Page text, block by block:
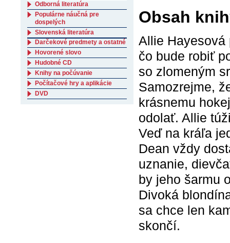
Obsah
Allie
čo bude robiť
so zlomeným
Samozrejme,
krásnemu
odolať. Allie
Veď na kráľa
Dean vždy
uznanie,
by jeho šarmu
Divoká
sa chce len
skončí.
Odborná literatúra
Populárne náučná pre
dospelých
Slovenská literatúra
Darčekové predmety a ostatné
Hovorené slovo
Hudobné CD
Knihy na počúvanie
Počítačové hry a aplikácie
DVD